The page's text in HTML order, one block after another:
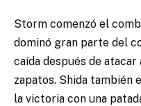
Storm comenzó el
dominó gran parte del
caída después de atacar
zapatos. Shida
la victoria con una